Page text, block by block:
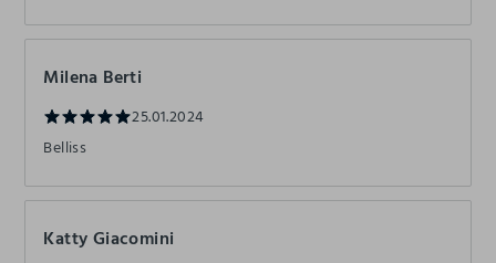
Milena Berti
25.01.2024
Belliss
Katty Giacomini